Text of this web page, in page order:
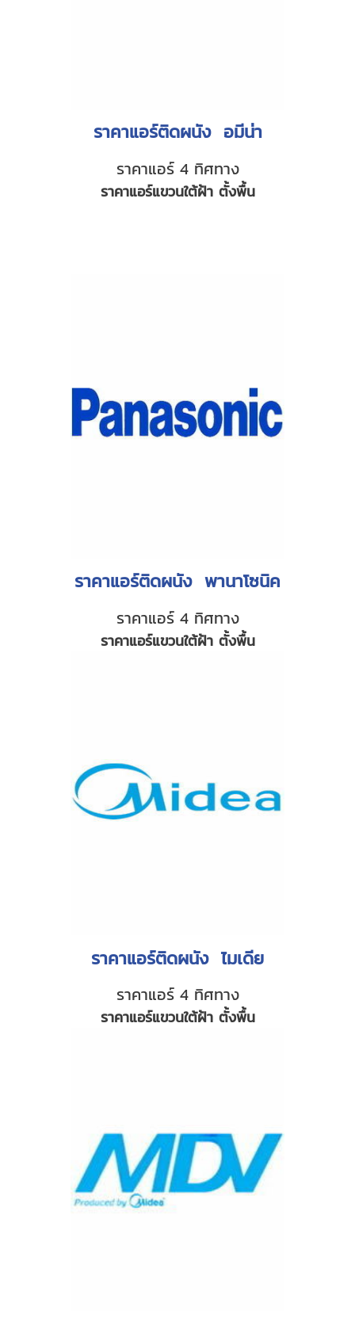
ราคาแอร์ติดผนัง อมีน่า
ราคาแอร์ 4 ทิศทาง
ราคาแอร์แขวนใต้ฝ้า ตั้งพื้น
ราคาแอร์ติดผนัง พานาโซนิค
ราคาแอร์ 4 ทิศทาง
ราคาแอร์แขวนใต้ฝ้า ตั้งพื้น
ราคาแอร์ติดผนัง ไมเดีย
ราคาแอร์ 4 ทิศทาง
ราคาแอร์แขวนใต้ฝ้า ตั้งพื้น